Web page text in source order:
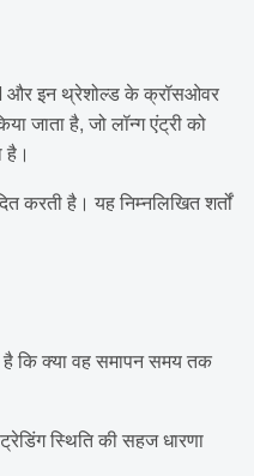
और इन थ्रेशोल्ड के क्रॉसओवर
जाता है, जो लॉन्ग एंट्री को
है।
करती है। यह निम्नलिखित शर्तों
कि क्या वह समापन समय तक
स्थिति की सहज धारणा